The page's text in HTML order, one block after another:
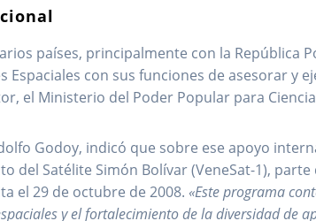
países, principalmente con la República
Espaciales con sus funciones de asesorar y
el Ministerio del Poder Popular para Ciencia
Godoy, indicó que sobre ese apoyo
del Satélite Simón Bolívar (VeneSat-1),
el 29 de octubre de 2008. «Este programa
y el fortalecimiento de la diversidad de